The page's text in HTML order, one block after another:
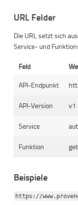
URL Felder
Die URL setzt sich
Service- und
Feld
API-Endpunkt
API-Version v1
Service
Funktion get
Beispiele
https://